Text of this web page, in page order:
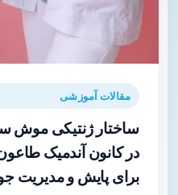
مقالات آموزشی
در کانون آندمیک
برای پایش و مدیریت